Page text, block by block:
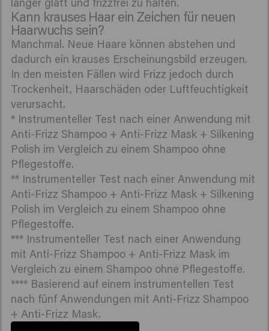
Kann krauses Haar ein Zeichen für neuen
Haarwuchs sein?
Manchmal. Neue Haare können abstehen und
dadurch ein krauses Erscheinungsbild erzeugen.
In den meisten Fällen wird Frizz jedoch durch
Trockenheit, Haarschäden oder Luftfeuchtigkeit
verursacht.
* Instrumenteller Test nach einer Anwendung mit
Anti-Frizz Shampoo + Anti-Frizz Mask + Silkening
Polish im Vergleich zu einem Shampoo ohne
Pflegestoffe.
** Instrumenteller Test nach einer Anwendung mit
Anti-Frizz Shampoo + Anti-Frizz Mask + Silkening
Polish im Vergleich zu einem Shampoo ohne
Pflegestoffe.
*** Instrumenteller Test nach einer Anwendung
mit Anti-Frizz Shampoo + Anti-Frizz Mask im
Vergleich zu einem Shampoo ohne Pflegestoffe.
**** Basierend auf einem instrumentellen Test
nach fünf Anwendungen mit Anti-Frizz Shampoo
+ Anti-Frizz Mask.